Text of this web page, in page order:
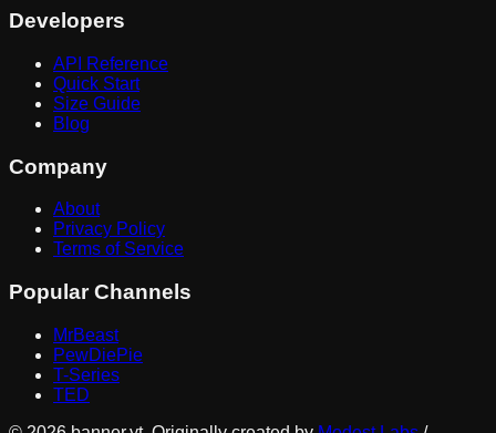
Developers
API Reference
Quick Start
Size Guide
Blog
Company
About
Privacy Policy
Terms of Service
Popular Channels
MrBeast
PewDiePie
T-Series
TED